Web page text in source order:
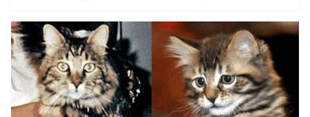
wybudowali mu domek, aby miał on schronienie.
Pies bardzo przywiązuje się do właściciela, tak
samo, jak człowiek bardzo przywiązuje się do psa.
Nic w tym dziwnego, że kiedy właściciel
czworonoga umarł, ten nie wiedział co ma ze
sobą zrobić. Postanowił czekać, aż jego Pan wróci
do niego. Pies przez prawie dwa lata nie ruszył się